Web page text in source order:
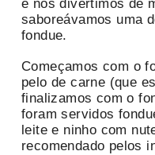
e nos divertimos de
saboreávamos uma
fondue.
Começamos com o
pelo de carne (que
finalizamos com o
foram servidos
leite e ninho com
recomendado pelos